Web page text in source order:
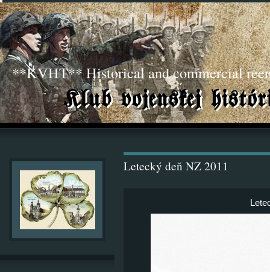
**KVHT** Historical and commercial
Letecký deň NZ 2011